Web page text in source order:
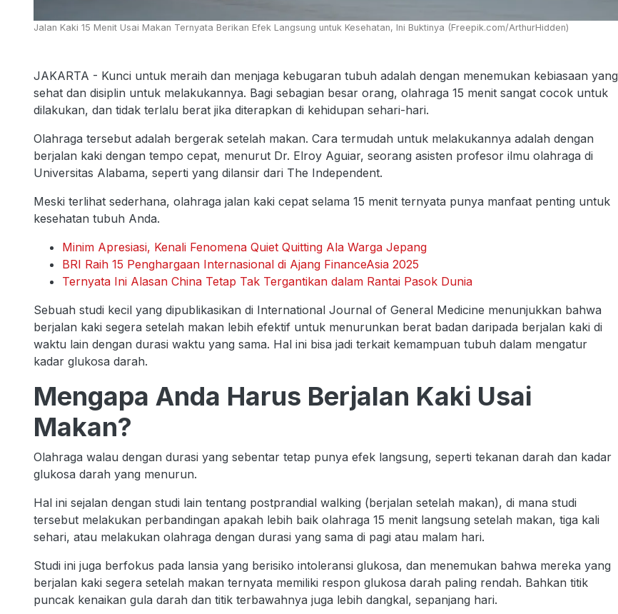
Jalan Kaki 15 Menit Usai Makan Ternyata Berikan Efek Langsung untuk Kesehatan, Ini Buktinya (Freepik.com/ArthurHidden)
JAKARTA - Kunci untuk meraih dan menjaga kebugaran tubuh adalah dengan menemukan kebiasaan yang
sehat dan disiplin untuk melakukannya. Bagi sebagian besar orang, olahraga 15 menit sangat cocok untuk
dilakukan, dan tidak terlalu berat jika diterapkan di kehidupan sehari-hari.
Olahraga tersebut adalah bergerak setelah makan. Cara termudah untuk melakukannya adalah dengan
berjalan kaki dengan tempo cepat, menurut Dr. Elroy Aguiar, seorang asisten profesor ilmu olahraga di
Universitas Alabama, seperti yang dilansir dari The Independent.
Meski terlihat sederhana, olahraga jalan kaki cepat selama 15 menit ternyata punya manfaat penting untuk
kesehatan tubuh Anda.
Minim Apresiasi, Kenali Fenomena Quiet Quitting Ala Warga Jepang
BRI Raih 15 Penghargaan Internasional di Ajang FinanceAsia 2025
Ternyata Ini Alasan China Tetap Tak Tergantikan dalam Rantai Pasok Dunia
Sebuah studi kecil yang dipublikasikan di International Journal of General Medicine menunjukkan bahwa
berjalan kaki segera setelah makan lebih efektif untuk menurunkan berat badan daripada berjalan kaki di
waktu lain dengan durasi waktu yang sama. Hal ini bisa jadi terkait kemampuan tubuh dalam mengatur
kadar glukosa darah.
Mengapa Anda Harus Berjalan Kaki Usai
Makan?
Olahraga walau dengan durasi yang sebentar tetap punya efek langsung, seperti tekanan darah dan kadar
glukosa darah yang menurun.
Hal ini sejalan dengan studi lain tentang postprandial walking (berjalan setelah makan), di mana studi
tersebut melakukan perbandingan apakah lebih baik olahraga 15 menit langsung setelah makan, tiga kali
sehari, atau melakukan olahraga dengan durasi yang sama di pagi atau malam hari.
Studi ini juga berfokus pada lansia yang berisiko intoleransi glukosa, dan menemukan bahwa mereka yang
berjalan kaki segera setelah makan ternyata memiliki respon glukosa darah paling rendah. Bahkan titik
puncak kenaikan gula darah dan titik terbawahnya juga lebih dangkal, sepanjang hari.